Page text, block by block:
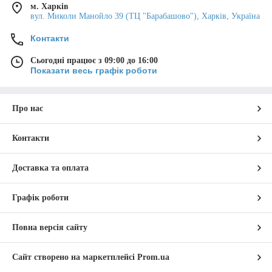
Оформлення
Консультація
Які функції виконує колектор з
теплої підлоги?
Які компоненти зазвичай входять до
складу комплекту колектора для
Як вибрати підходящий колектор з
триходовим клапаном для мого
м. Харків
вул. Миколи Манойло 39 (ТЦ "Барабашово"), Харків, Україна
Контакти
Сьогодні працює з 09:00 до 16:00
Показати весь графік роботи
Про нас
Контакти
Доставка та оплата
Графік роботи
Повна версія сайту
Сайт створено на маркетплейсі Prom.ua